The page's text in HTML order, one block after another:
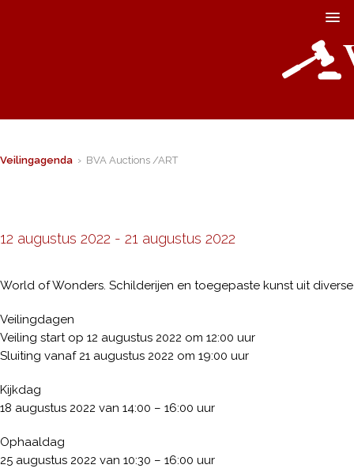
Veilingagenda › BVA Auctions /ART
12 augustus 2022 - 21 augustus 2022
World of Wonders. Schilderijen en toegepaste kunst uit
Veilingdagen
Veiling start op 12 augustus 2022 om 12:00 uur
Sluiting vanaf 21 augustus 2022 om 19:00 uur
Kijkdag
18 augustus 2022 van 14:00 – 16:00 uur
Ophaaldag
25 augustus 2022 van 10:30 – 16:00 uur